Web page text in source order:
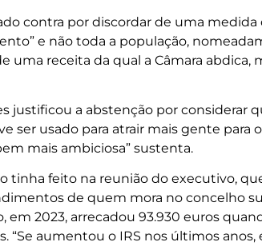
contra por discordar de uma medida
e não toda a população,
uma receita da qual a Câmara abdica,
justificou a abstenção por considerar
ser usado para atrair mais gente para
mais ambiciosa” sustenta.
tinha feito na reunião do executivo,
de quem mora no concelho
2023, arrecadou 93.930 euros
“Se aumentou o IRS nos últimos